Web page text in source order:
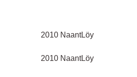
2010 NaantLöy
2010 NaantLöy